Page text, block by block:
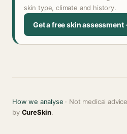
skin type, climate and history.
Get a free skin assessment
How we analyse · Not medical
by CureSkin.